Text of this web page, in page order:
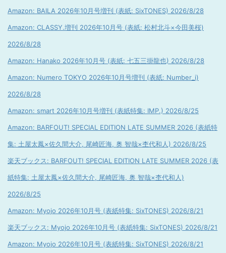
Amazon: BAILA 2026年10月号増刊 (表紙: SixTONES) 2026/8/28
Amazon: CLASSY.増刊 2026年10月号 (表紙: 松村北斗×今田美桜)
2026/8/28
Amazon: Hanako 2026年10月号 (表紙: 七五三掛龍也) 2026/8/28
Amazon: Numero TOKYO 2026年10月号増刊 (表紙: Number_i)
2026/8/28
Amazon: smart 2026年10月号増刊 (表紙特集: IMP.) 2026/8/25
Amazon: BARFOUT! SPECIAL EDITION LATE SUMMER 2026 (表紙特
集: 土屋太鳳×佐久間大介, 尾崎匠海, 奥 智哉×杢代和人) 2026/8/25
楽天ブックス: BARFOUT! SPECIAL EDITION LATE SUMMER 2026 (表
紙特集: 土屋太鳳×佐久間大介, 尾崎匠海, 奥 智哉×杢代和人)
2026/8/25
Amazon: Myojo 2026年10月号 (表紙特集: SixTONES) 2026/8/21
楽天ブックス: Myojo 2026年10月号 (表紙特集: SixTONES) 2026/8/21
Amazon: Myojo 2026年10月号 (表紙特集: SixTONES) 2026/8/21